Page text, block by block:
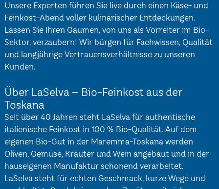
Unsere Experten führen Sie live durch einen Käse- und
Feinkost-Abend voller kulinarischer Entdeckungen.
Lassen Sie Ihren Gaumen, von uns als Vorreiter im Bio-
Sektor, verzaubern! Wir bürgen für Fachwissen, Qualität
und langjährige Vertrauensverhältnisse zu unseren
Kunden.
Über LaSelva – Bio-Feinkost aus der
Toskana
Seit über 40 Jahren steht LaSelva für authentische
italienische Feinkost in 100 % Bio-Qualität. Auf dem
eigenen Bio-Gut in der Maremma-Toskana werden
Oliven, Gemüse, Kräuter und Wein angebaut und in der
hauseigenen Manufaktur schonend verarbeitet.
LaSelva steht für echten Geschmack, kurze Wege und